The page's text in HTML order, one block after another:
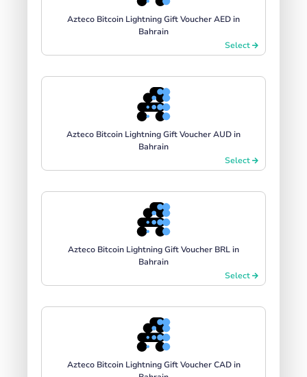
Azteco Bitcoin Lightning Gift Voucher AED in
Bahrain
Select
Azteco Bitcoin Lightning Gift Voucher AUD in
Bahrain
Select
Azteco Bitcoin Lightning Gift Voucher BRL in
Bahrain
Select
Azteco Bitcoin Lightning Gift Voucher CAD in